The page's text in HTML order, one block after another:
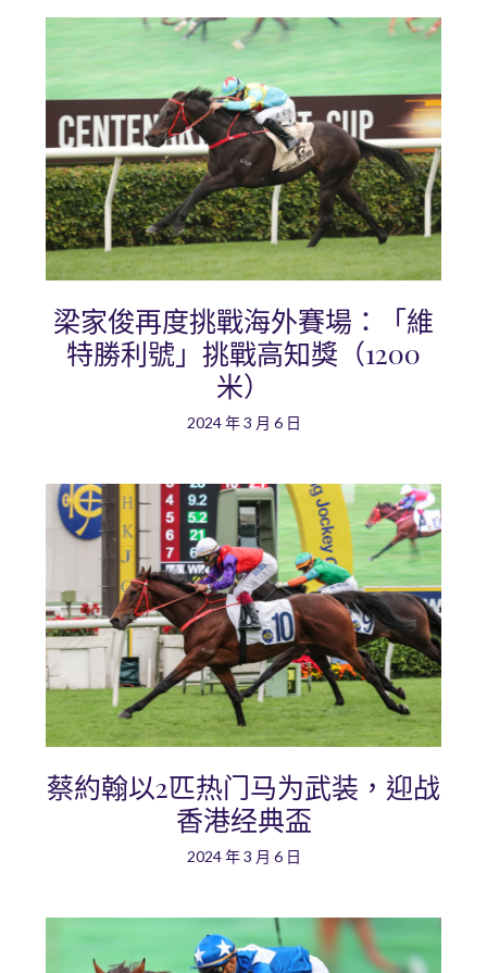
梁家俊再度挑戰海外賽場：「維
特勝利號」挑戰高知獎（1200
米）
2024 年 3 月 6 日
蔡約翰以2匹热门马为武装，迎战
香港经典盃
2024 年 3 月 6 日